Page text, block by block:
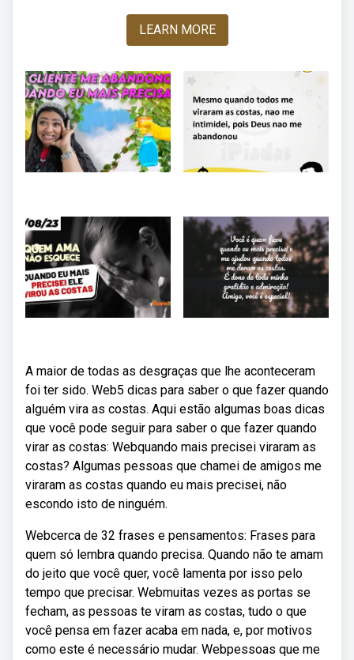
LEARN MORE
A maior de todas as desgraças que lhe aconteceram
foi ter sido. Web5 dicas para saber o que fazer quando
alguém vira as costas. Aqui estão algumas boas dicas
que você pode seguir para saber o que fazer quando
virar as costas: Webquando mais precisei viraram as
costas? Algumas pessoas que chamei de amigos me
viraram as costas quando eu mais precisei, não
escondo isto de ninguém.
Webcerca de 32 frases e pensamentos: Frases para
quem só lembra quando precisa. Quando não te amam
do jeito que você quer, você lamenta por isso pelo
tempo que precisar. Webmuitas vezes as portas se
fecham, as pessoas te viram as costas, tudo o que
você pensa em fazer acaba em nada, e, por motivos
como este é necessário mudar. Webpessoas que me